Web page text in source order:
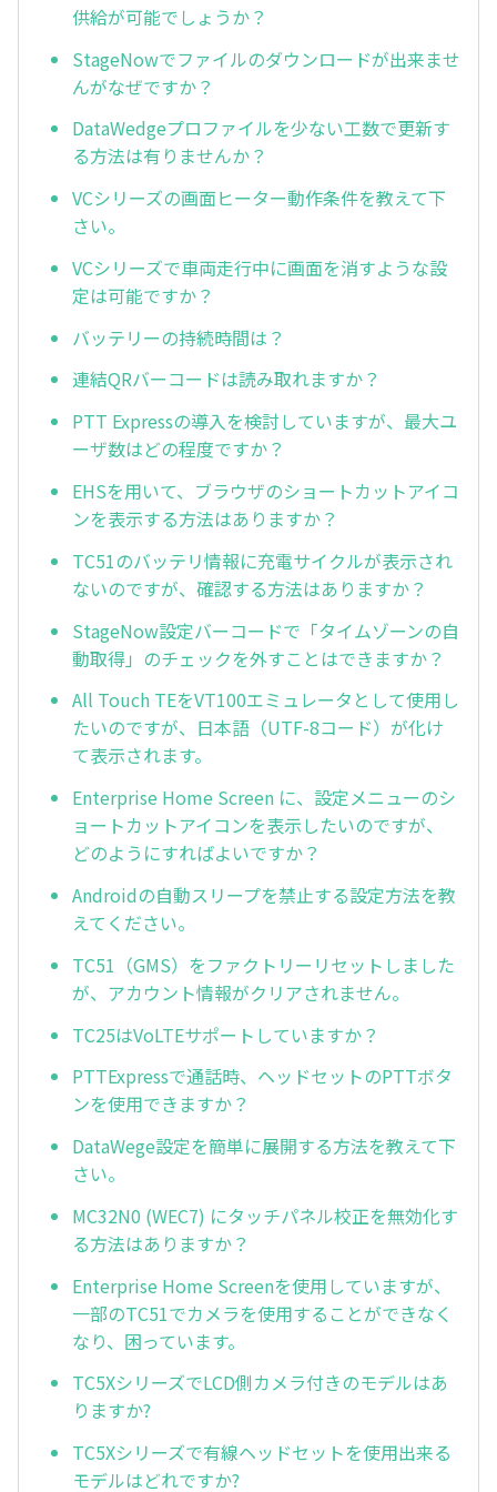
供給が可能でしょうか？
StageNowでファイルのダウンロードが出来ませ
んがなぜですか？
DataWedgeプロファイルを少ない工数で更新す
る方法は有りませんか？
VCシリーズの画面ヒーター動作条件を教えて下
さい。
VCシリーズで車両走行中に画面を消すような設
定は可能ですか？
バッテリーの持続時間は？
連結QRバーコードは読み取れますか？
PTT Expressの導入を検討していますが、最大ユ
ーザ数はどの程度ですか？
EHSを用いて、ブラウザのショートカットアイコ
ンを表示する方法はありますか？
TC51のバッテリ情報に充電サイクルが表示され
ないのですが、確認する方法はありますか？
StageNow設定バーコードで「タイムゾーンの自
動取得」のチェックを外すことはできますか？
All Touch TEをVT100エミュレータとして使用し
たいのですが、日本語（UTF-8コード）が化け
て表示されます。
Enterprise Home Screen に、設定メニューのシ
ョートカットアイコンを表示したいのですが、
どのようにすればよいですか？
Androidの自動スリープを禁止する設定方法を教
えてください。
TC51（GMS）をファクトリーリセットしました
が、アカウント情報がクリアされません。
TC25はVoLTEサポートしていますか？
PTTExpressで通話時、ヘッドセットのPTTボタ
ンを使用できますか？
DataWege設定を簡単に展開する方法を教えて下
さい。
MC32N0 (WEC7) にタッチパネル校正を無効化す
る方法はありますか？
Enterprise Home Screenを使用していますが、
一部のTC51でカメラを使用することができなく
なり、困っています。
TC5XシリーズでLCD側カメラ付きのモデルはあ
りますか?
TC5Xシリーズで有線ヘッドセットを使用出来る
モデルはどれですか?